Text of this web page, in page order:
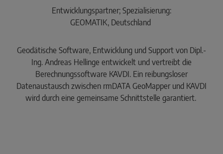
Entwicklungspartner; Spezialisierung:
GEOMATIK, Deutschland
Geodätische Software, Entwicklung und Support von Dipl.-
Ing. Andreas Hellinge entwickelt und vertreibt die
Berechnungssoftware KAVDI. Ein reibungsloser
Datenaustausch zwischen rmDATA GeoMapper und KAVDI
wird durch eine gemeinsame Schnittstelle garantiert.